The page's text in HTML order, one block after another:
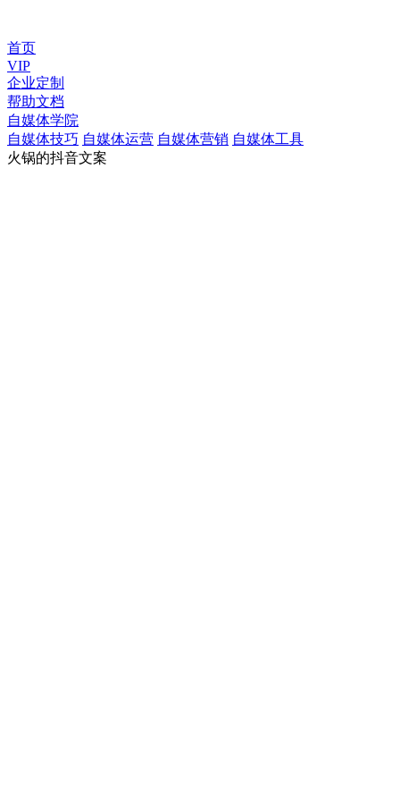
首页
VIP
企业定制
帮助文档
自媒体学院
自媒体技巧 自媒体运营 自媒体营销 自媒体工具
火锅的抖音文案